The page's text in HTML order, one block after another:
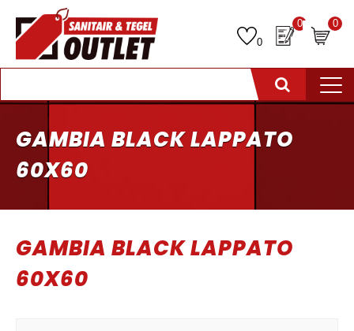
0
0 0
GAMBIA BLACK LAPPATO
60X60
GAMBIA BLACK LAPPATO
60X60